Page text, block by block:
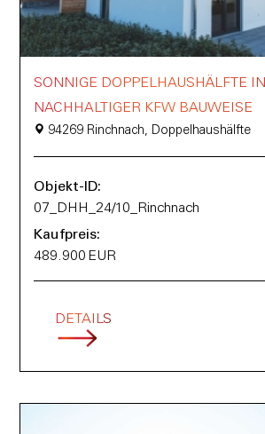
SONNIGE DOPPELHAUSHÄLFTE IN
NACHHALTIGER KFW BAUWEISE
94269 Rinchnach, Doppelhaushälfte
Objekt-ID:
07_DHH_24/10_Rinchnach
Kaufpreis:
489.900 EUR
DETAILS